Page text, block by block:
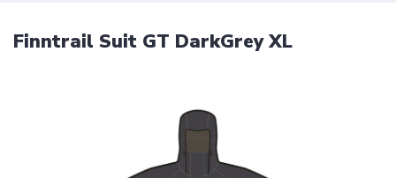
Finntrail Suit GT DarkGrey XL